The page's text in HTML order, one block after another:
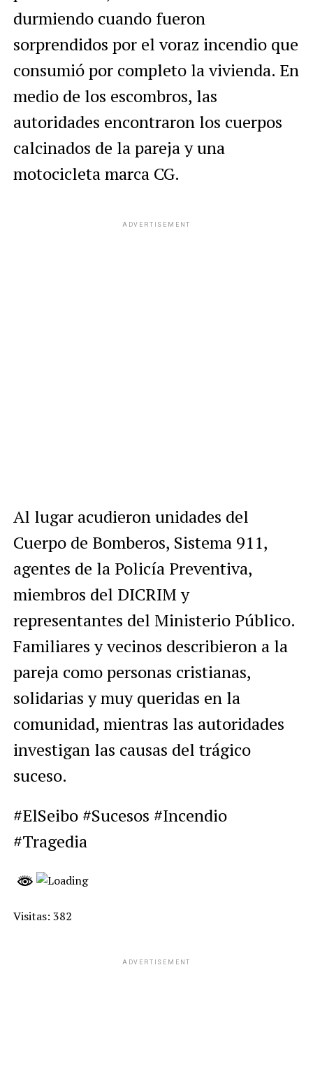
durmiendo cuando fueron
sorprendidos por el voraz incendio que
consumió por completo la vivienda. En
medio de los escombros, las
autoridades encontraron los cuerpos
calcinados de la pareja y una
motocicleta marca CG.
ADVERTISEMENT
Al lugar acudieron unidades del
Cuerpo de Bomberos, Sistema 911,
agentes de la Policía Preventiva,
miembros del DICRIM y
representantes del Ministerio Público.
Familiares y vecinos describieron a la
pareja como personas cristianas,
solidarias y muy queridas en la
comunidad, mientras las autoridades
investigan las causas del trágico
suceso.
#ElSeibo #Sucesos #Incendio
#Tragedia
Visitas: 382
ADVERTISEMENT